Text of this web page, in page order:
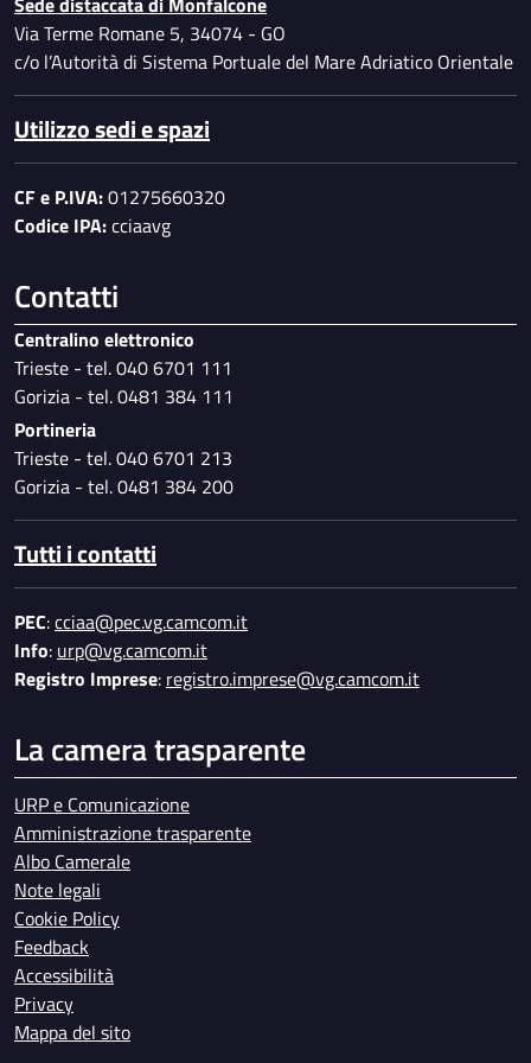
Via Terme Romane 5, 34074 - GO
c/o l’Autorità di Sistema Portuale del Mare Adriatico Orientale
Utilizzo sedi e spazi
CF e P.IVA:01275660320
Codice IPA:cciaavg
Contatti
Centralino elettronico
Trieste - tel. 040 6701 111
Gorizia - tel. 0481 384 111
Portineria
Trieste - tel. 040 6701 213
Gorizia - tel. 0481 384 200
Tutti i contatti
PEC:cciaa@pec.vg.camcom.it
Info: urp@vg.camcom.it
Registro Imprese: registro.imprese@vg.camcom.it
La camera trasparente
URP e Comunicazione
Amministrazione trasparente
Albo Camerale
Note legali
Cookie Policy
Feedback
Accessibilità
Privacy
Mappa del sito